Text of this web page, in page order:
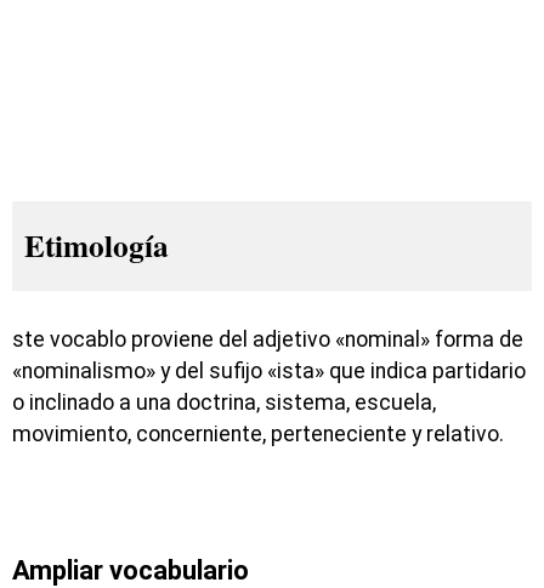
Etimología
ste vocablo proviene del adjetivo «nominal» forma de
«nominalismo» y del sufijo «ista» que indica partidario
o inclinado a una doctrina, sistema, escuela,
movimiento, concerniente, perteneciente y relativo.
Ampliar vocabulario